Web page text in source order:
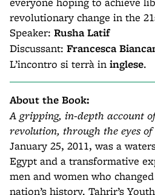
revolutionary change in the
Speaker: Rusha Latif
Discussant: Francesca
L’incontro si terrà in inglese.
About the Book:
A gripping, in-depth account
revolution, through the eyes
January 25, 2011, was a
Egypt and a transformative
men and women who
nation’s history. Tahrir’s